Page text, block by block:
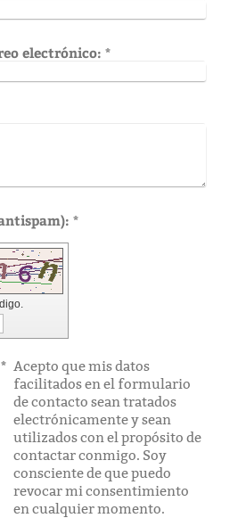
electrónico: *
Captcha (código antispam): *
* Acepto que mis datos
facilitados en el formulario
de contacto sean tratados
electrónicamente y sean
utilizados con el propósito de
contactar conmigo. Soy
consciente de que puedo
revocar mi consentimiento
en cualquier momento.